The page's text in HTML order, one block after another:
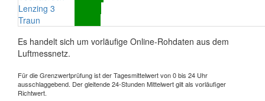
Lenzing 3
Traun
Es handelt sich um vorläufige Online-Rohdaten aus dem
Luftmessnetz.
Für die Grenzwertprüfung ist der Tagesmittelwert von 0 bis 24 Uhr
ausschlaggebend. Der gleitende 24-Stunden Mittelwert gilt als vorläufiger
Richtwert.